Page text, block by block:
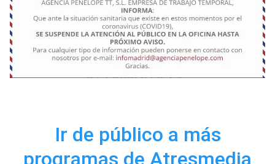
Ir de público a más
programas de Atresmedia